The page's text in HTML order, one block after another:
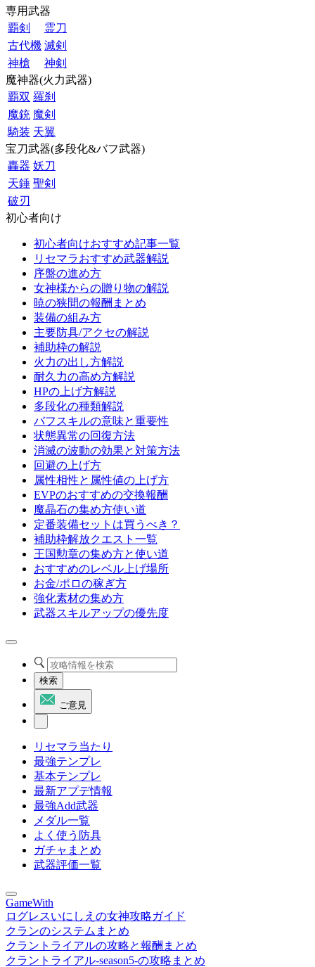
専用武器
覇剣
霊刀
古代機 滅剣
神槍
神剣
魔神器(火力武器)
覇双 羅刹
魔銃 魔剣
騎装 天翼
宝刀武器(多段化&バフ武器)
轟器 妖刀
天錘 聖剣
破刃
初心者向け
初心者向けおすすめ記事一覧
リセマラおすすめ武器解説
序盤の進め方
女神様からの贈り物の解説
暁の狭間の報酬まとめ
装備の組み方
主要防具/アクセの解説
補助枠の解説
火力の出し方解説
耐久力の高め方解説
HPの上げ方解説
多段化の種類解説
バフスキルの意味と重要性
状態異常の回復方法
消滅の波動の効果と対策方法
回避の上げ方
属性相性と属性値の上げ方
EVPのおすすめの交換報酬
魔晶石の集め方使い道
定番装備セットは買うべき？
補助枠解放クエスト一覧
王国勲章の集め方と使い道
おすすめのレベル上げ場所
お金/ポロの稼ぎ方
強化素材の集め方
武器スキルアップの優先度
検索
ご意見
リセマラ当たり
最強テンプレ
基本テンプレ
最新アプデ情報
最強Add武器
メダル一覧
よく使う防具
ガチャまとめ
武器評価一覧
GameWith
ログレスいにしえの女神攻略ガイド
クランのシステムまとめ
クラントライアルの攻略と報酬まとめ
クラントライアル-season5-の攻略まとめ